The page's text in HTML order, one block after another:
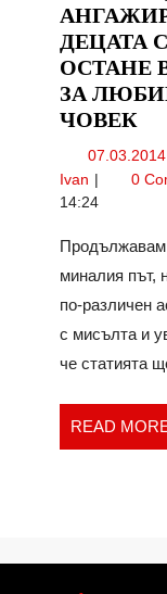
ДЕЦАТА
ОСТАНЕ
ЗА
ЧОВЕКС
ДА
ЗА
ДА
ЗА
07.03.2014
Ivan С
какво
за
да
остане
за
любимия
човек
0
14:24
Продължавам
миналия път,
по-различен
с мисълта и
че статията
READ